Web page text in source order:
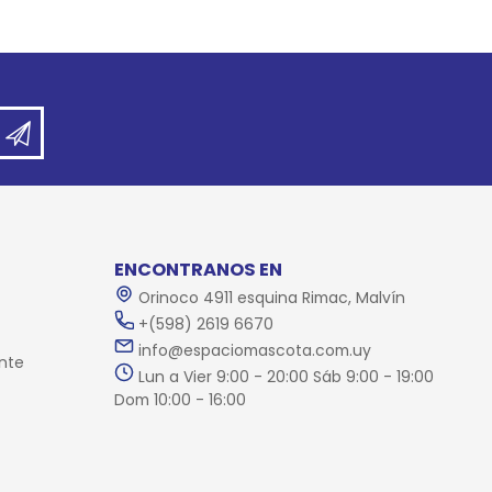
ENCONTRANOS EN
Orinoco 4911 esquina Rimac, Malvín
+(598) 2619 6670
info@espaciomascota.com.uy
Lun a Vier 9:00 - 20:00 Sáb 9:00 - 19:00
Dom 10:00 - 16:00